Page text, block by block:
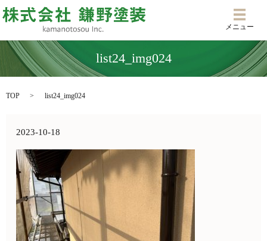
メニ
メニュー
list24_img024
TOP list24_img024
2023-10-18